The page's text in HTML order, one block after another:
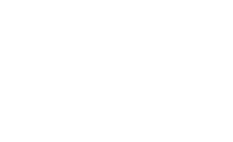
非公開: 「